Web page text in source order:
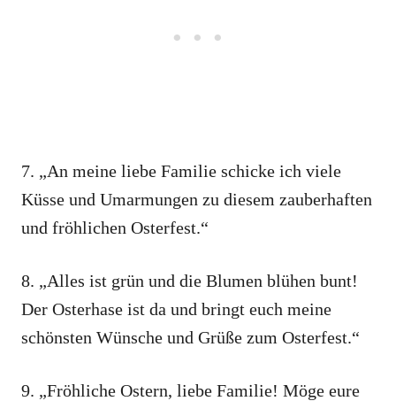
7. „An meine liebe Familie schicke ich viele
Küsse und Umarmungen zu diesem zauberhaften
und fröhlichen Osterfest.“
8. „Alles ist grün und die Blumen blühen bunt!
Der Osterhase ist da und bringt euch meine
schönsten Wünsche und Grüße zum Osterfest.“
9. „Fröhliche Ostern, liebe Familie! Möge eure